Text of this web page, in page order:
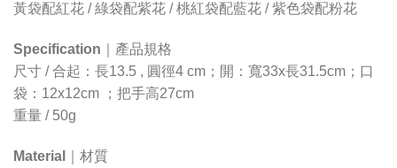
黃袋配紅花 / 綠袋配紫花 / 桃紅袋配藍花 / 紫色袋配粉花
Specification
產品規格
尺寸 / 合起：長13.5 , 圓徑4 cm；開：寬33x長31.5cm；口
袋：12x12cm ；把手高27cm
重量 / 50g
Material
材質